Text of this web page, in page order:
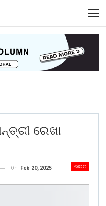
ରେଖା
ଭାରତ
On Feb 20, 2025